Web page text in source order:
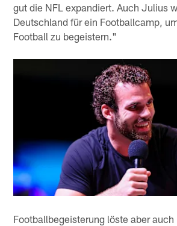
gut die NFL expandiert. Auch Julius
Deutschland für ein Footballcamp,
Football zu begeistern."
Footballbegeisterung löste aber